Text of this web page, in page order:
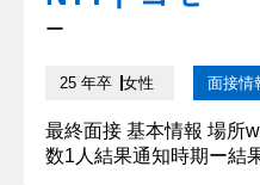
「徹底して追求する探求...
ー
25 年卒 女性 面接情
最終面接 基本情報 場所
数1人結果通知時期ー結